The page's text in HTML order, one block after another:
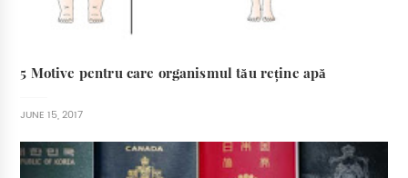
5 Motive pentru care organismul tău reține apă
JUNE 15, 2017